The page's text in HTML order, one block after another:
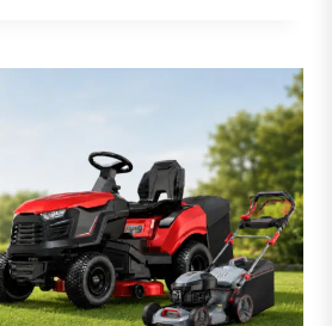
اليدوية:
أيهما
يجب
أن
تستورد؟